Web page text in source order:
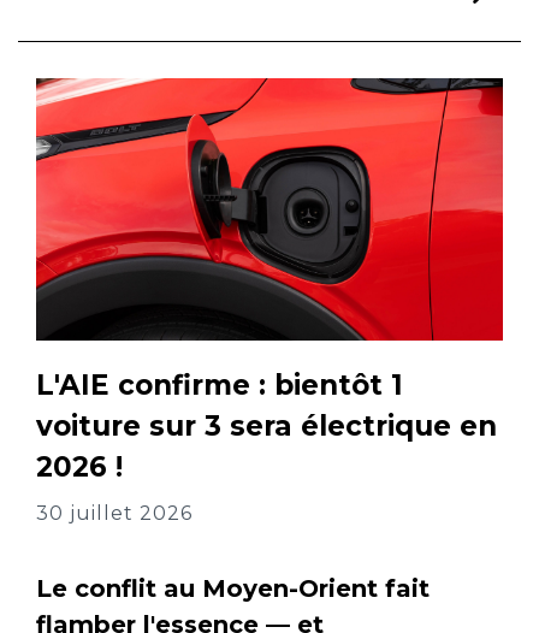
L'AIE confirme : bientôt 1
voiture sur 3 sera électrique en
2026 !
30 juillet 2026
Le conflit au Moyen-Orient fait
flamber l'essence — et